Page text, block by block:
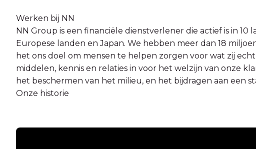
Werken bij NN
NN Group is een financiële dienstverlener die actief is in 10
Europese landen en Japan. We hebben meer dan 18
het ons doel om mensen te helpen zorgen voor wat zij
middelen, kennis en relaties in voor het welzijn van onze
het beschermen van het milieu, en het bijdragen aan een
Onze historie